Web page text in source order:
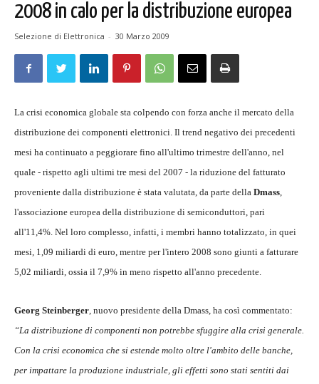
2008 in calo per la distribuzione europea
Selezione di Elettronica - 30 Marzo 2009
La crisi economica globale sta colpendo con forza anche il mercato della
distribuzione dei componenti elettronici. Il trend negativo dei precedenti
mesi ha continuato a peggiorare fino all'ultimo trimestre dell'anno, nel
quale - rispetto agli ultimi tre mesi del 2007 - la riduzione del fatturato
proveniente dalla distribuzione è stata valutata, da parte della Dmass,
l'associazione europea della distribuzione di semiconduttori, pari
all'11,4%. Nel loro complesso, infatti, i membri hanno totalizzato, in quei
mesi, 1,09 miliardi di euro, mentre per l'intero 2008 sono giunti a fatturare
5,02 miliardi, ossia il 7,9% in meno rispetto all'anno precedente.
Georg Steinberger, nuovo presidente della Dmass, ha così commentato:
“La distribuzione di componenti non potrebbe sfuggire alla crisi generale.
Con la crisi economica che si estende molto oltre l'ambito delle banche,
per impattare la produzione industriale, gli effetti sono stati sentiti dai